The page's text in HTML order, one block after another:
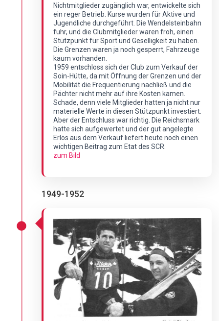
Nichtmitglieder zugänglich war, entwickelte sich
ein reger Betrieb. Kurse wurden für Aktive und
Jugendliche durchgeführt. Die Wendelsteinbahn
fuhr, und die Clubmitglieder waren froh, einen
Stützpunkt für Sport und Geselligkeit zu haben.
Die Grenzen waren ja noch gesperrt, Fahrzeuge
kaum vorhanden.
1959 entschloss sich der Club zum Verkauf der
Soin-Hütte, da mit Öffnung der Grenzen und der
Mobilität die Frequentierung nachließ und die
Pächter nicht mehr auf ihre Kosten kamen.
Schade, denn viele Mitglieder hatten ja nicht nur
materielle Werte in diesen Stützpunkt investiert.
Aber der Entschluss war richtig. Die Reichsmark
hatte sich aufgewertet und der gut angelegte
Erlös aus dem Verkauf liefert heute noch einen
wichtigen Beitrag zum Etat des SCR.
zum Bild
1949-1952